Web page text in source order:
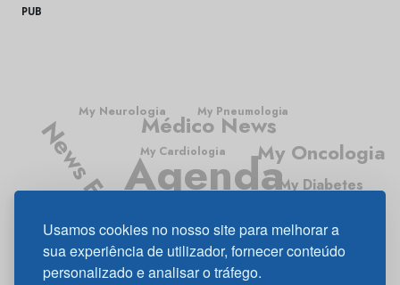
Usamos cookies no nosso site para melhorar a
sua experiência de utilizador, fornecer conteúdo
personalizado e analisar o tráfego.
PUB
Agenda
News FarmaMédico News
Médico
My Oncologia
My Diabetes
My Cardiologia
My Gastrenterologia
My Pneumologia
My Neurologia